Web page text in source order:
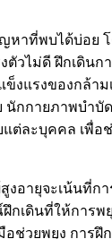
หาที่พบได้บ่อย
ตัวไม่ดี ฝึกเดิน
ข็งแรงของกล้า
นักกายภาพบำบั
ต่ละบุคคล เพื่อ
งอายุจะเน้นที่ก
กเดินที่ให้การพ
อช่วยพยุง การฝึ